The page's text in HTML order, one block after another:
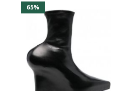
65%